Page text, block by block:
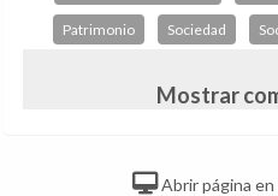
Patrimonio Sociedad
Mostrar
Abrir página